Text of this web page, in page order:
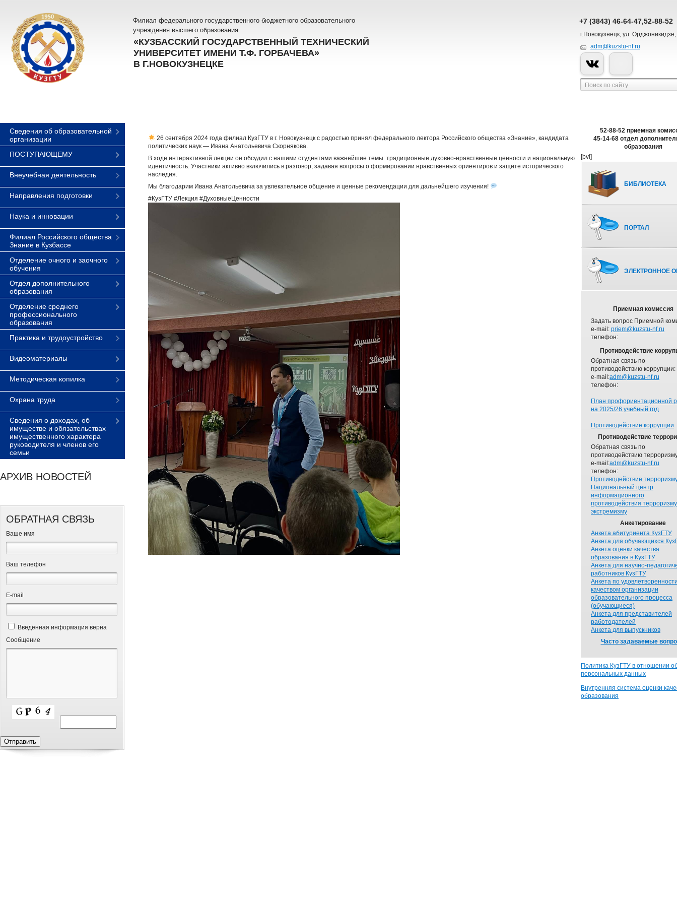
Филиал федерального государственного бюджетного образовательного
учреждения высшего образования
«КУЗБАССКИЙ ГОСУДАРСТВЕННЫЙ ТЕХНИЧЕСКИЙ
УНИВЕРСИТЕТ ИМЕНИ Т.Ф. ГОРБАЧЕВА»
В Г.НОВОКУЗНЕЦКЕ
+7 (3843) 46-64-47,52-88-52
г.Новокузнецк, ул.
adm@kuzstu-nf.ru
Сведения об образовательной
организации
ПОСТУПАЮЩЕМУ
Внеучебная деятельность
Направления подготовки
Наука и инновации
Филиал Российского общества
Знание в Кузбассе
Отделение очного и заочного
обучения
Отдел дополнительного
образования
Отделение среднего
профессионального
образования
Практика и трудоустройство
Видеоматериалы
Методическая копилка
Охрана труда
Сведения о доходах, об
имуществе и обязательствах
имущественного характера
руководителя и членов его
семьи
АРХИВ НОВОСТЕЙ
ОБРАТНАЯ СВЯЗЬ
Ваше имя
Ваш телефон
Е-mail
Введённая информация верна
Сообщение
26 сентября 2024 года филиал КузГТУ в г. Новокузнецк с радостью принял федерального лектора Российского общества «Знание», кандидата
политических наук — Ивана Анатольевича Скорнякова.
В ходе интерактивной лекции он обсудил с нашими студентами важнейшие темы: традиционные духовно-нравственные ценности и национальную
идентичность. Участники активно включились в разговор, задавая вопросы о формировании нравственных ориентиров и защите исторического
наследия.
Мы благодарим Ивана Анатольевича за увлекательное общение и ценные рекомендации для дальнейшего изучения!
#КузГТУ #Лекция #ДуховныеЦенности
52-88-52 приемная
45-14-68 отдел
образования
[bvi]
БИБЛИОТЕКА
ПОРТАЛ
ЭЛЕКТРОННОЕ
Приемная комиссия
Задать вопрос Приемной
e-mail: priem@kuzstu-nf.ru
телефон:
Противодействие
Обратная связь по
противодействию коррупции:
e-mail:adm@kuzstu-nf.ru
телефон:
План профориентационной
на 2025/26 учебный год
Противодействие коррупции
Противодействие
Обратная связь по
противодействию
e-mail:adm@kuzstu-nf.ru
телефон:
Противодействие
Национальный центр
информационного
противодействия
экстремизму
Анкетирование
Анкета абитуриента КузГТУ
Анкета для обучающихся
Анкета оценки качества
образования в КузГТУ
Анкета для научно-
работников КузГТУ
Анкета по
качеством организации
образовательного процесса
(обучающиеся)
Анкета для представителей
работодателей
Анкета для выпускников
Часто задаваемые
Политика КузГТУ в отношении
персональных данных
Внутренняя система оценки
образования